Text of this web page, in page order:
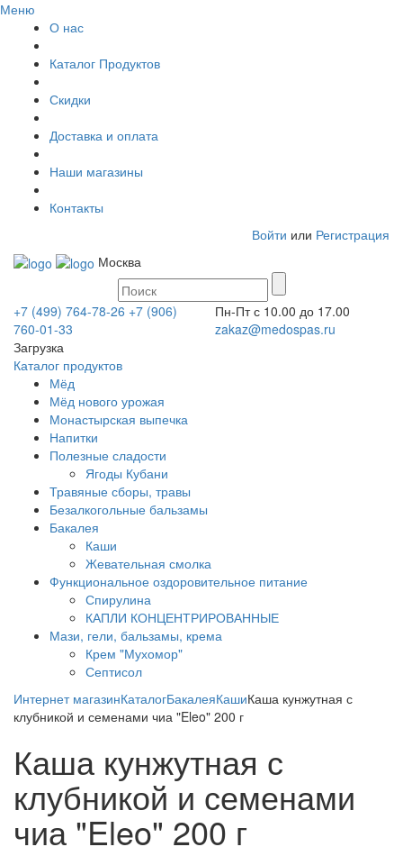
Меню
О нас
Каталог Продуктов
Скидки
Доставка и оплата
Наши магазины
Контакты
Войти или Регистрация
Москва
+7 (499) 764-78-26 +7 (906)
760-01-33
Пн-Пт с 10.00 до 17.00
zakaz@medospas.ru
Загрузка
Каталог продуктов
Мёд
Мёд нового урожая
Монастырская выпечка
Напитки
Полезные сладости
Ягоды Кубани
Травяные сборы, травы
Безалкогольные бальзамы
Бакалея
Каши
Жевательная смолка
Функциональное оздоровительное питание
Спирулина
КАПЛИ КОНЦЕНТРИРОВАННЫЕ
Мази, гели, бальзамы, крема
Крем "Мухомор"
Септисол
Интернет магазинКаталогБакалеяКашиКаша кунжутная с
клубникой и семенами чиа "Eleo" 200 г
Каша кунжутная с
клубникой и семенами
чиа "Eleo" 200 г